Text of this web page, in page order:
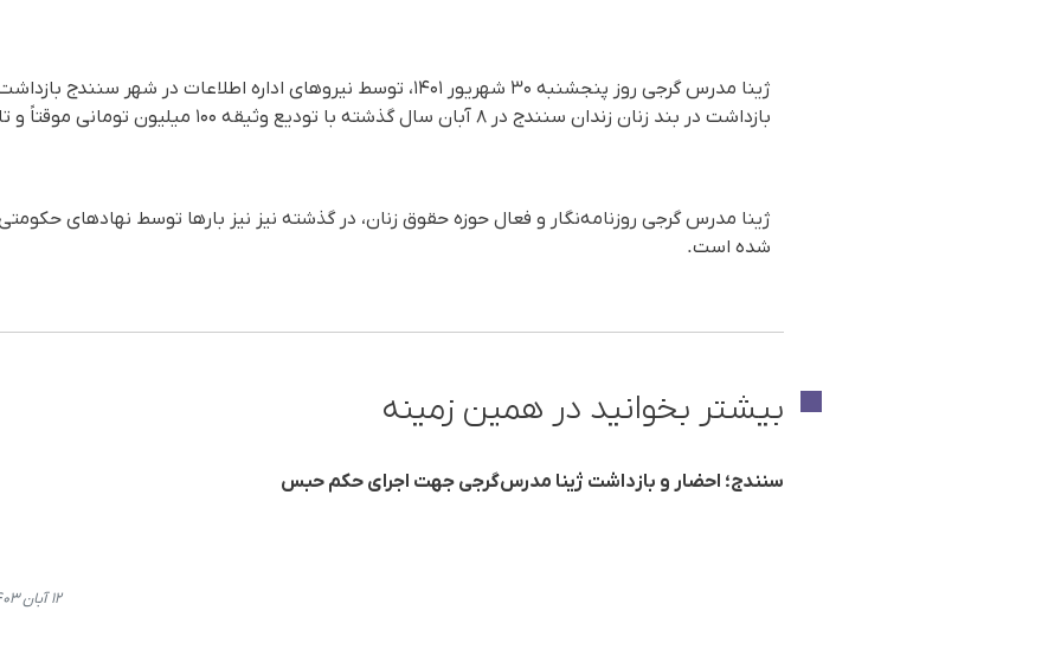
بازداشت در بند زنان زندان سنندج در ۸ آبان سال گذشته با تودیع وثیقه ۱۰۰ میلیون تومانی موقتاً و تا پایان مراحل دادرسی آزاد شد.
ژینا مدرس گرجی روزنامه‌نگار و فعال حوزه حقوق زنان، در گذشته نیز نیز بارها توسط نهادهای
شده است.
بیشتر بخوانید در همین زمینه
سنندج؛ احضار و بازداشت ژینا مدرس‌گرجی جهت اجرای حکم حبس
۱۲ آبان ۱۴۰۳، ۱۳:۱۲